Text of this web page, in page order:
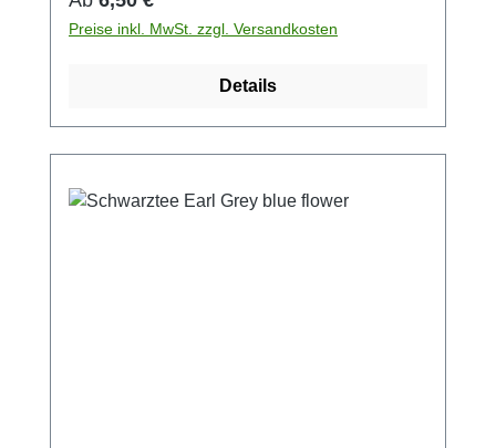
Preise inkl. MwSt. zzgl. Versandkosten
Details